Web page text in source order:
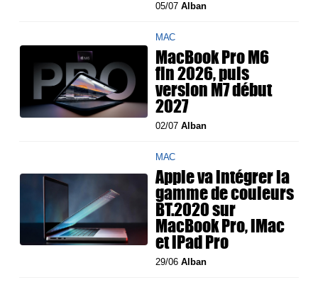
05/07Alban
MAC
MacBook Pro M6
fin 2026, puis
version M7 début
2027
02/07Alban
MAC
Apple va intégrer la
gamme de couleurs
BT.2020 sur
MacBook Pro, iMac
et iPad Pro
29/06Alban